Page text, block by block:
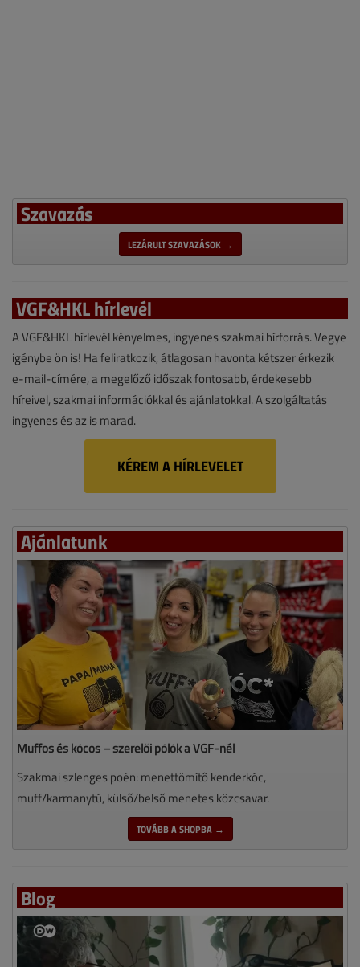
Szavazás
LEZÁRULT SZAVAZÁSOK →
VGF&HKL hírlevél
A VGF&HKL hírlevél kényelmes, ingyenes szakmai hírforrás. Vegye
igénybe ön is! Ha feliratkozik, átlagosan havonta kétszer érkezik
e-mail-címére, a megelőző időszak fontosabb, érdekesebb
híreivel, szakmai információkkal és ajánlatokkal. A szolgáltatás
ingyenes és az is marad.
KÉREM A HÍRLEVELET
Ajánlatunk
Muffos és kócos – szerelői pólók a VGF-nél
Szakmai szlenges poén: menettömítő kenderkóc,
muff/karmanytú, külső/belső menetes közcsavar.
TOVÁBB A SHOPBA →
Blog